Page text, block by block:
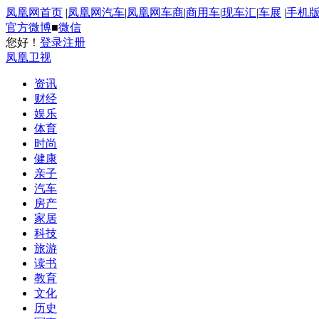
凤凰网首页 |凤凰网汽车|凤凰网车商|商用车|现车汇|车展 |手机版
官方微博■微信
您好！ 登录注册
凤凰卫视
资讯
财经
娱乐
体育
时尚
健康
亲子
汽车
房产
家居
科技
旅游
读书
教育
文化
历史